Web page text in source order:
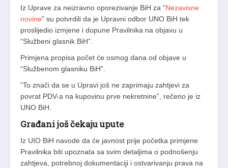
Iz Uprave za neizravno oporezivanje BiH za “Nezavisne
novine” su potvrdili da je Upravni odbor UNO BiH tek
proslijedio izmjene i dopune Pravilnika na objavu u
“Službeni glasnik BiH”.
Primjena propisa počet će osmog dana od objave u
“Službenom glasniku BiH”.
”To znači da se u Upravi još ne zaprimaju zahtjevi za
povrat PDV-a na kupovinu prve nekretnine”, rečeno je iz
UNO BiH.
Građani još čekaju upute
Iz UIO BiH navode da će javnost prije početka primjene
Pravilnika biti upoznata sa svim detaljima o podnošenju
zahtjeva, potrebnoj dokumentaciji i ostvarivanju prava na